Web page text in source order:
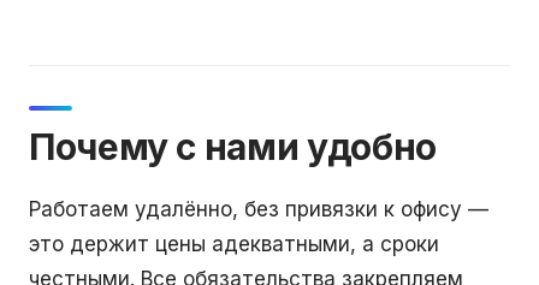
Почему с нами удобно
Работаем удалённо, без привязки к офису —
это держит цены адекватными, а сроки
честными. Все обязательства закрепляем